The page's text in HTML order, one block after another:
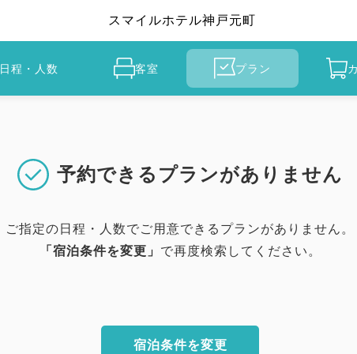
スマイルホテル神戸元町
日程・人数 客室 プラン
予約できるプランがありません
ご指定の日程・人数でご用意できるプランがありません。
「宿泊条件を変更」 で再度検索してください。
宿泊条件を変更